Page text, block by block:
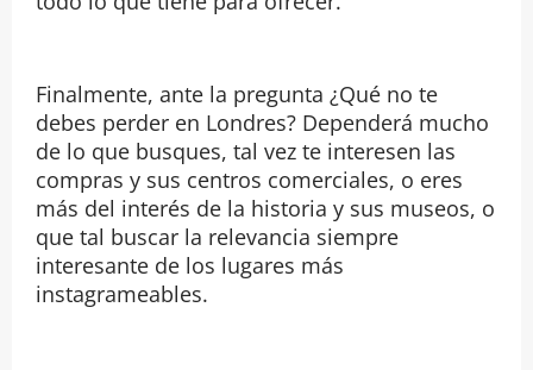
Finalmente, ante la pregunta ¿Qué no te
debes perder en Londres? Dependerá mucho
de lo que busques, tal vez te interesen las
compras y sus centros comerciales, o eres
más del interés de la historia y sus museos, o
que tal buscar la relevancia siempre
interesante de los lugares más
instagrameables.